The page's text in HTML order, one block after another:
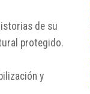
de su
protegido.
y